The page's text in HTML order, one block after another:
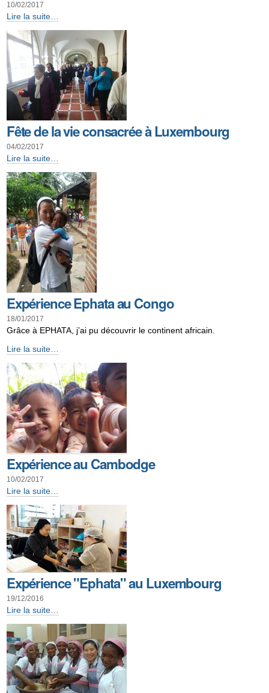
10/02/2017
Fieldgen
bienvenue
aux
garçons
!
-
Lire la suite…
Fête de la vie consacrée à Luxembourg
04/02/2017
Fête
la
vie
consacrée
à
Luxembourg
-
Lire la suite…
Expérience Ephata au Congo
18/01/2017
Grâce à EPHATA, j’ai pu découvrir le continent africain.
Expérience
au
Congo
-
Lire la suite…
Expérience au Cambodge
10/02/2017
Expérience
Cambodge
Lire la suite…
Expérience "Ephata" au Luxembourg
19/12/2016
Expérience
au
Luxembourg
-
Lire la suite…